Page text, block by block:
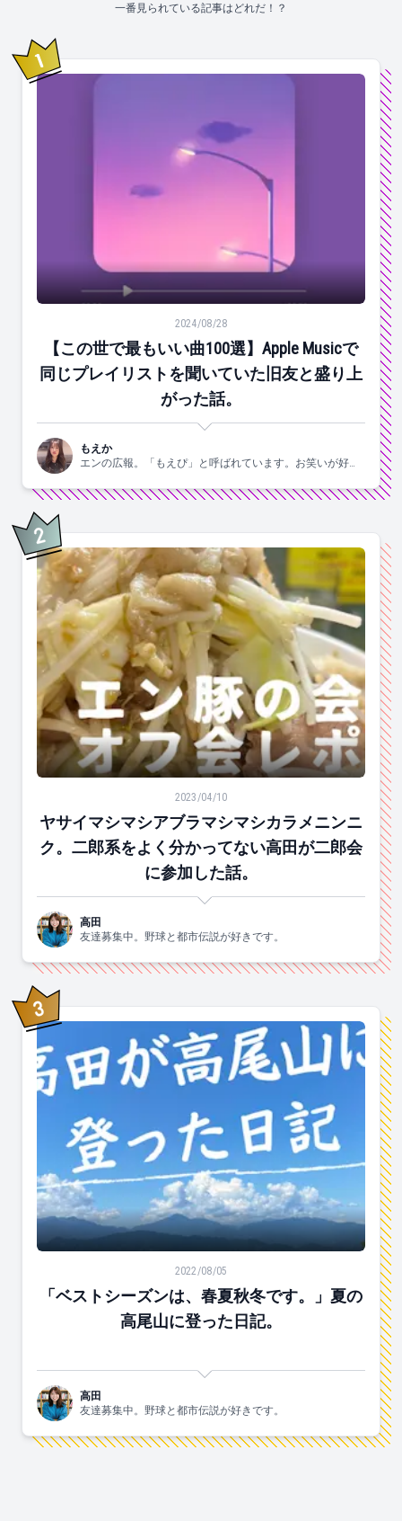
一番見られている記事はどれだ！？
1位
【この世で最もいい曲100選】Apple Musicで同じプレ
2024/08/28
【この世で最もいい曲100選】Apple Musicで
同じプレイリストを聞いていた旧友と盛り上
がった話。
もえか
エンの広報。「もえぴ」と呼ばれています。お笑いが好
2位
ヤサイマシマシアブラマシマシカラメニンニク。二郎
2023/04/10
ヤサイマシマシアブラマシマシカラメニンニ
ク。二郎系をよく分かってない高田が二郎会
に参加した話。
高田
友達募集中。野球と都市伝説が好きです。
3位
「ベストシーズンは、春夏秋冬です。」夏の高尾山に登
2022/08/05
「ベストシーズンは、春夏秋冬です。」夏の
高尾山に登った日記。
高田
友達募集中。野球と都市伝説が好きです。